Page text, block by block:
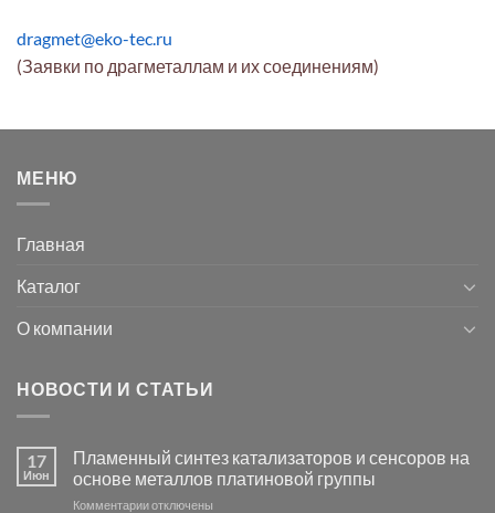
dragmet@eko-tec.ru
(Заявки по драгметаллам и их соединениям)
МЕНЮ
Главная
Каталог
О компании
НОВОСТИ И СТАТЬИ
17
Июн
Пламенный синтез катализаторов и сенсоров на
основе металлов платиновой группы
Комментариикотключены